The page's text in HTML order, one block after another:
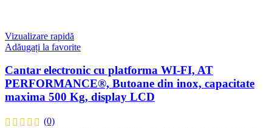
Vizualizare rapidă
Adăugați la favorite
Cantar electronic cu platforma WI-FI, AT
PERFORMANCE®, Butoane din inox, capacitate
maxima 500 Kg, display LCD
(0)